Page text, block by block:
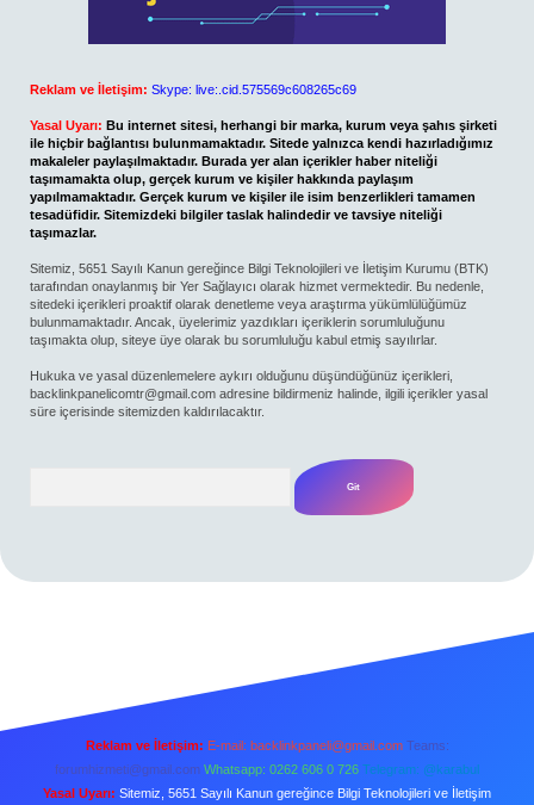
Reklam ve İletişim: Skype: live:.cid.575569c608265c69
Yasal Uyarı: Bu internet sitesi, herhangi bir marka, kurum veya şahıs şirketi
ile hiçbir bağlantısı bulunmamaktadır. Sitede yalnızca kendi hazırladığımız
makaleler paylaşılmaktadır. Burada yer alan içerikler haber niteliği
taşımamakta olup, gerçek kurum ve kişiler hakkında paylaşım
yapılmamaktadır. Gerçek kurum ve kişiler ile isim benzerlikleri tamamen
tesadüfidir. Sitemizdeki bilgiler taslak halindedir ve tavsiye niteliği
taşımazlar.
Sitemiz, 5651 Sayılı Kanun gereğince Bilgi Teknolojileri ve İletişim Kurumu (BTK)
tarafından onaylanmış bir Yer Sağlayıcı olarak hizmet vermektedir. Bu nedenle,
sitedeki içerikleri proaktif olarak denetleme veya araştırma yükümlülüğümüz
bulunmamaktadır. Ancak, üyelerimiz yazdıkları içeriklerin sorumluluğunu
taşımakta olup, siteye üye olarak bu sorumluluğu kabul etmiş sayılırlar.
Hukuka ve yasal düzenlemelere aykırı olduğunu düşündüğünüz içerikleri,
backlinkpanelicomtr@gmail.com adresine bildirmeniz halinde, ilgili içerikler yasal
süre içerisinde sitemizden kaldırılacaktır.
Reklam ve İletişim: E-mail: backlinkpaneli@gmail.com Teams:
forumhizmeti@gmail.com Whatsapp: 0262 606 0 726 Telegram: @karabul
Yasal Uyarı: Sitemiz, 5651 Sayılı Kanun gereğince Bilgi Teknolojileri ve İletişim